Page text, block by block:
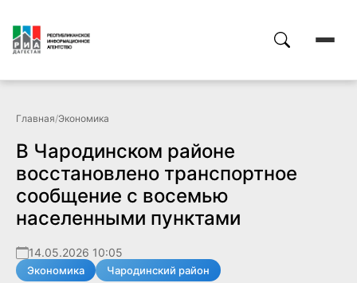
Главная/Экономика
В Чародинском районе
восстановлено транспортное
сообщение с восемью
населенными пунктами
14.05.2026 10:05
Экономика Чародинский район